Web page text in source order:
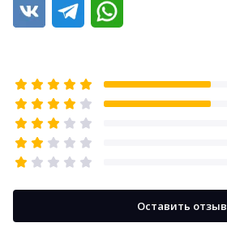
Оставить отзыв